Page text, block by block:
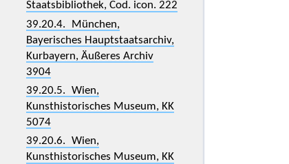
Staatsbibliothek, Cod. icon. 222
39.20.4. München,
Bayerisches Hauptstaatsarchiv,
Kurbayern, Äußeres Archiv
3904
39.20.5. Wien,
Kunsthistorisches Museum, KK
5074
39.20.6. Wien,
Kunsthistorisches Museum, KK